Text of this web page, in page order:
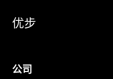
优步
公司